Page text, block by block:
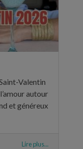
Valentin
autour
et généreux
Lire plus...